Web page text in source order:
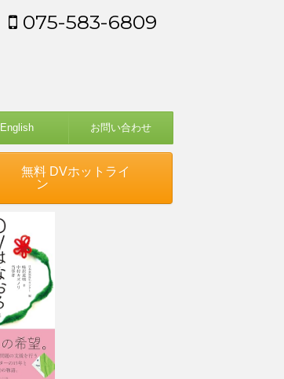
075-583-6809
English お問い合わせ
無料 DVホットライ
ン